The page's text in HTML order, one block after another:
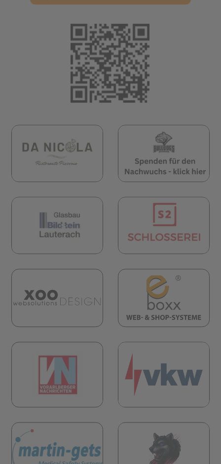
in neuem Tab) (öffnet in neuem Tab)
in neuem Tab) (öffnet in neuem Tab)
in neuem Tab) (öffnet in neuem Tab)
in neuem Tab) (öffnet in neuem Tab)
in neuem Tab)
(öffnet in neuem Tab)